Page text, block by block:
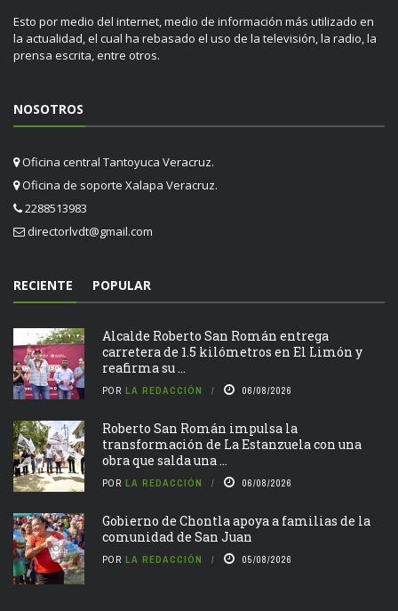
Esto por medio del internet, medio de información más utilizado en
la actualidad, el cual ha rebasado el uso de la televisión, la radio, la
prensa escrita, entre otros.
NOSOTROS
Oficina central Tantoyuca Veracruz.
Oficina de soporte Xalapa Veracruz.
2288513983
directorlvdt@gmail.com
RECIENTE POPULAR
Alcalde Roberto San Román entrega
carretera de 1.5 kilómetros en El Limón y
reafirma su ...
POR LA REDACCIÓN 06/08/2026
Roberto San Román impulsa la
transformación de La Estanzuela con una
obra que salda una ...
POR LA REDACCIÓN 06/08/2026
Gobierno de Chontla apoya a familias de la
comunidad de San Juan
POR LA REDACCIÓN 05/08/2026